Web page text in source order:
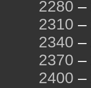
2280 –
2310 –
2340 –
2370 –
2400 –